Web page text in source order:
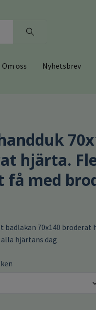
Om oss Nyhetsbrev
hjärta.
få med
badlakan 70x140 broderat
hjärtans dag